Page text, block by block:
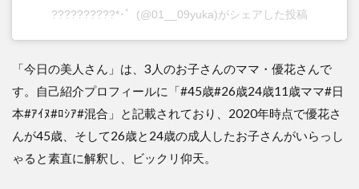
??????????*･゜(@01__09yuka)がシェアした投稿
「今日の美人さん」は、3人のお子さんのママ・優花さんで
す。自己紹介プロフィールに「#45歳#26歳24歳11歳ママ#日
本#ｱｲﾇ#ﾛｼｱ#混合」と記載されており、2020年時点で優花さ
んが45歳、そして26歳と24歳の成人したお子さんがいらっし
ゃると素直に解釈し、ビックリ仰天。